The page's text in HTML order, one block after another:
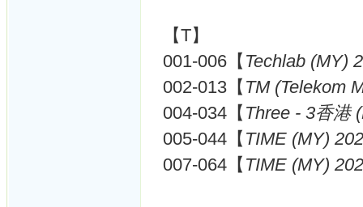
【T】
001-006【 Techlab (MY)
002-013【 TM (Telekom
004-034【 Three - 3香港
005-044【 TIME (MY)
007-064【 TIME (MY)